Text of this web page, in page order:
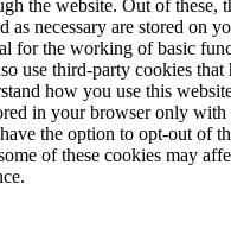
the website. Out of these,
as necessary are stored on
for the working of basic
use third-party cookies that
how you use this
in your browser only with
the option to opt-out of
of these cookies may